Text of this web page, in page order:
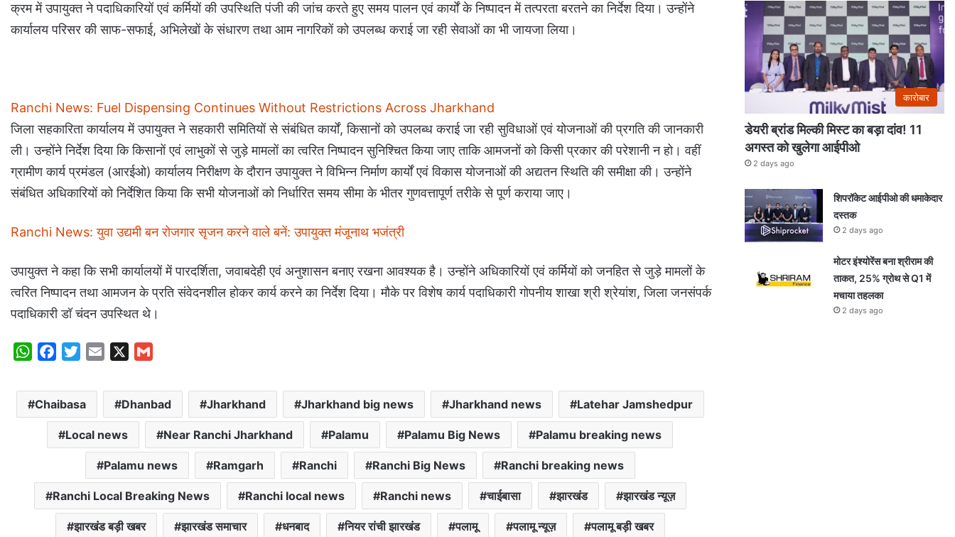
क्रम में उपायुक्त ने पदाधिकारियों एवं कर्मियों की उपस्थिति पंजी की जांच करते हुए समय पालन एवं कार्यों के निष्पादन में तत्परता बरतने का निर्देश दिया। उन्होंने
कार्यालय परिसर की साफ-सफाई, अभिलेखों के संधारण तथा आम नागरिकों को उपलब्ध कराई जा रही सेवाओं का भी जायजा लिया।
Ranchi News: Fuel Dispensing Continues Without Restrictions Across Jharkhand
जिला सहकारिता कार्यालय में उपायुक्त ने सहकारी समितियों से संबंधित कार्यों, किसानों को उपलब्ध कराई जा रही सुविधाओं एवं योजनाओं की प्रगति की जानकारी
ली। उन्होंने निर्देश दिया कि किसानों एवं लाभुकों से जुड़े मामलों का त्वरित निष्पादन सुनिश्चित किया जाए ताकि आमजनों को किसी प्रकार की परेशानी न हो। वहीं
ग्रामीण कार्य प्रमंडल (आरईओ) कार्यालय निरीक्षण के दौरान उपायुक्त ने विभिन्न निर्माण कार्यों एवं विकास योजनाओं की अद्यतन स्थिति की समीक्षा की। उन्होंने
संबंधित अधिकारियों को निर्देशित किया कि सभी योजनाओं को निर्धारित समय सीमा के भीतर गुणवत्तापूर्ण तरीके से पूर्ण कराया जाए।
Ranchi News: युवा उद्यमी बन रोजगार सृजन करने वाले बनें: उपायुक्त मंजूनाथ भजंत्री
उपायुक्त ने कहा कि सभी कार्यालयों में पारदर्शिता, जवाबदेही एवं अनुशासन बनाए रखना आवश्यक है। उन्होंने अधिकारियों एवं कर्मियों को जनहित से जुड़े मामलों के
त्वरित निष्पादन तथा आमजन के प्रति संवेदनशील होकर कार्य करने का निर्देश दिया। मौके पर विशेष कार्य पदाधिकारी गोपनीय शाखा श्री श्रेयांश, जिला जनसंपर्क
पदाधिकारी डॉ चंदन उपस्थित थे।
W
a
t
p
c
e
b
o
k
i
t
t
e
a
l
a
i
l
Chaibasa Dhanbad Jharkhand Jharkhand big news Jharkhand news Latehar Jamshedpur
Local news Near Ranchi Jharkhand Palamu Palamu Big News Palamu breaking news
Palamu news Ramgarh Ranchi Ranchi Big News Ranchi breaking news
Ranchi Local Breaking News Ranchi local news Ranchi news चाईबासा झारखंड झारखंड न्यूज़
झारखंड बड़ी खबर झारखंड समाचार धनबाद नियर रांची झारखंड पलामू पलामू न्यूज़ पलामू बड़ी खबर
कारोबार
डेयरी ब्रांड मिल्की मिस्ट का बड़ा दांव! 11
अगस्त को खुलेगा आईपीओ
2 days ago
शिपरॉकेट आईपीओ की धमाकेदार
दस्तक
2 days ago
मोटर इंश्योरेंस बना श्रीराम की
ताकत, 25% ग्रोथ से Q1 में
मचाया तहलका
2 days ago